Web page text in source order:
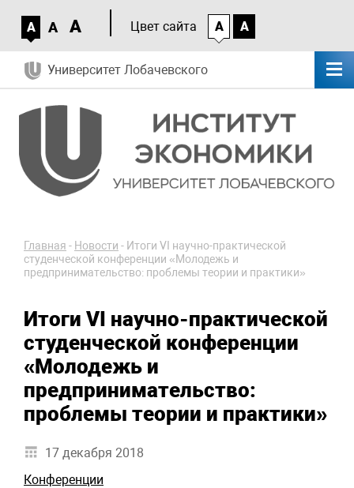
A A A Цвет сайта A A
Университет Лобачевского
Главная - Новости - Итоги VI научно-практической
студенческой конференции «Молодежь и
предпринимательство: проблемы теории и практики»
Итоги VI научно-практической
студенческой конференции
«Молодежь и
предпринимательство:
проблемы теории и практики»
17 декабря 2018
Конференции